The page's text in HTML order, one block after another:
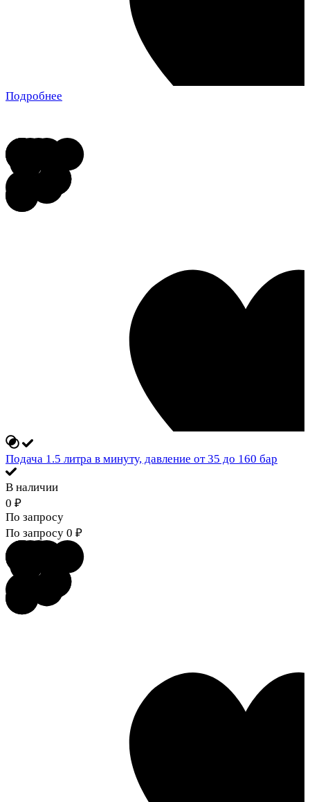
Подробнее
Подача 1.5 литра в минуту, давление от 35 до 160 бар
В наличии
0 ₽
По запросу
По запросу 0 ₽